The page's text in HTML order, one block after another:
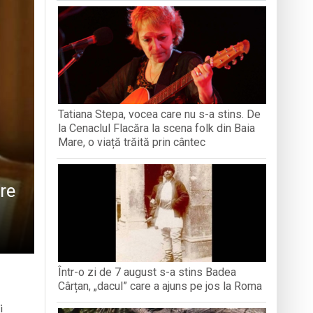
dedicat marelui voievod, la
stres, iar una dezvoltă anxietate,
orașul dintr-o perspectivă diferită
propriul talisman „prinzător de vise”
Tatiana Stepa, vocea care nu s-a stins. De
la Cenaclul Flacăra la scena folk din Baia
Mare, o viață trăită prin cântec
Într-o zi de 7 august s-a stins Badea
Cârțan, „dacul” care a ajuns pe jos la Roma